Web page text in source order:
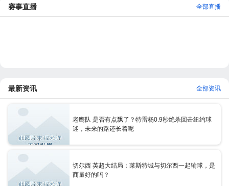
赛事直播 全部直播
最新资讯 全部资讯
老鹰队 是否有点飘了？特雷杨0.9秒绝杀回击纽约球
迷，未来的路还长着呢
切尔西 英超大结局：莱斯特城与切尔西一起输球，是
商量好的吗？